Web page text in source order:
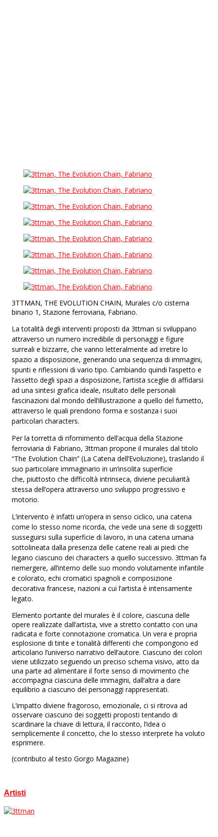
3TTMAN, THE EVOLUTION CHAIN, Murales c/o cisterna
binario 1, Stazione ferroviaria, Fabriano.
La totalità degli interventi proposti da 3ttman si sviluppano
attraverso un numero incredibile di personaggi e figure
surreali e bizzarre, che vanno letteralmente ad irretire lo
spazio a disposizione, generando una sequenza di immagini,
spunti e riflessioni di vario tipo. Cambiando quindi l’aspetto e
l’assetto degli spazi a disposizione, l’artista sceglie di affidarsi
ad una sintesi grafica ideale, risultato delle personali
fascinazioni dal mondo dell’illustrazione a quello del fumetto,
attraverso le quali prendono forma e sostanza i suoi
particolari characters.
Per la torretta di rifornimento dell’acqua della Stazione
ferroviaria di Fabriano, 3ttman propone il murales dal titolo
“The Evolution Chain” (La Catena dell’Evoluzione), traslando il
suo particolare immaginario in un’insolita superficie
che, piuttosto che difficoltà intrinseca, diviene peculiarità
stessa dell’opera attraverso uno sviluppo progressivo e
motorio.
L’intervento è infatti un’opera in senso ciclico, una catena
come lo stesso nome ricorda, che vede una serie di soggetti
susseguirsi sulla superficie di lavoro, in una catena umana
sottolineata dalla presenza delle catene reali ai piedi che
legano ciascuno dei characters a quello successivo. 3ttman fa
riemergere, all’interno delle suo mondo volutamente infantile
e colorato, echi cromatici spagnoli e composizione
decorativa francese, nazioni a cui l’artista è intensamente
legato.
Elemento portante del murales è il colore, ciascuna delle
opere realizzate dall’artista, vive a stretto contatto con una
radicata e forte connotazione cromatica. Un vera e propria
esplosione di tinte e tonalità differenti che compongono ed
articolano l’universo narrativo dell’autore. Ciascuno dei colori
viene utilizzato seguendo un preciso schema visivo, atto da
una parte ad alimentare il forte senso di movimento che
accompagna ciascuna delle immagini, dall’altra a dare
equilibrio a ciascuno dei personaggi rappresentati.
L’impatto diviene fragoroso, emozionale, ci si ritrova ad
osservare ciascuno dei soggetti proposti tentando di
scardinare la chiave di lettura, il racconto, l’idea o
semplicemente il concetto, che lo stesso interprete ha voluto
esprimere.
(contributo al testo Gorgo Magazine)
Artisti